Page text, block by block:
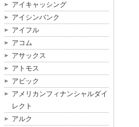
アイキャッシング
アイシンバンク
アイフル
アコム
アサックス
アトモス
アビック
アメリカンフィナンシャルダイ
レクト
アルク